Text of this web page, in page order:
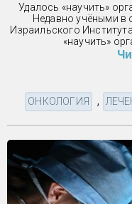
Удалось «научить»
Недавно учёными в
Израильского
«научить»
ОНКОЛОГИЯ ,